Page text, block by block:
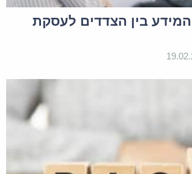
בין הצדדים לעסקת